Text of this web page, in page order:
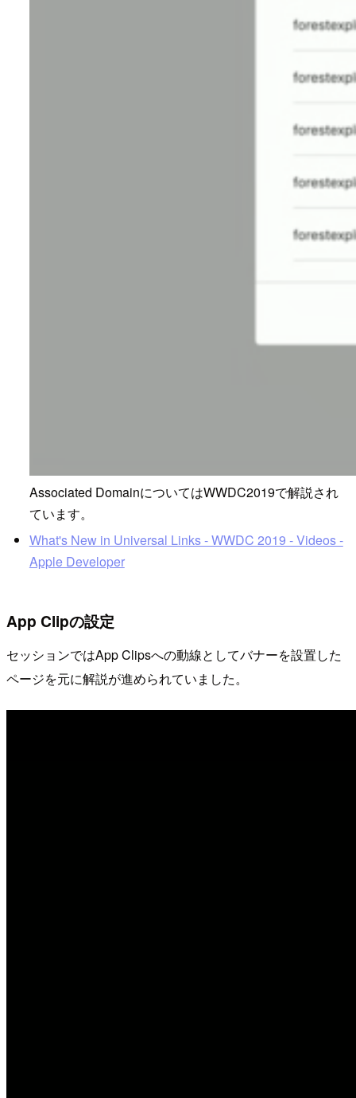
Associated DomainについてはWWDC2019で解説され
ています。
What's New in Universal Links - WWDC 2019 - Videos -
Apple Developer
App Clipの設定
セッションではApp Clipsへの動線としてバナーを設置した
ページを元に解説が進められていました。